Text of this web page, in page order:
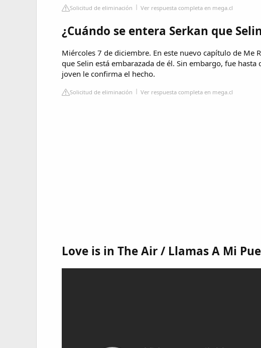
Solicitud de eliminación Ver respuesta completa en mega.cl
¿Cuándo se entera Serkan que
Miércoles 7 de diciembre. En este nuevo capítulo de Me
que Selin está embarazada de él. Sin embargo, fue
joven le confirma el hecho.
Solicitud de eliminación Ver respuesta completa en mega.cl
Love is in The Air / Llamas A Mi